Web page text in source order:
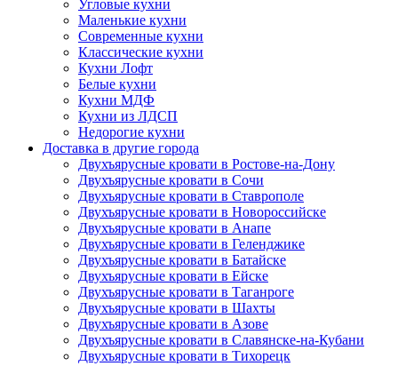
Угловые кухни
Маленькие кухни
Современные кухни
Классические кухни
Кухни Лофт
Белые кухни
Кухни МДФ
Кухни из ЛДСП
Недорогие кухни
Доставка в другие города
Двухъярусные кровати в Ростове-на-Дону
Двухъярусные кровати в Сочи
Двухъярусные кровати в Ставрополе
Двухъярусные кровати в Новороссийске
Двухъярусные кровати в Анапе
Двухъярусные кровати в Геленджике
Двухъярусные кровати в Батайске
Двухъярусные кровати в Ейске
Двухъярусные кровати в Таганроге
Двухъярусные кровати в Шахты
Двухъярусные кровати в Азове
Двухъярусные кровати в Славянске-на-Кубани
Двухъярусные кровати в Тихорецк